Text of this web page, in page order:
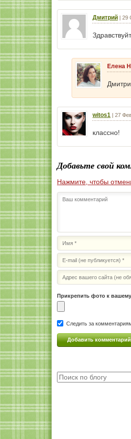
Дмитрий | 29
Елена
witos1 | 27
классно!
Добавьте свой
Нажмите, чтобы
Прикрепить фото к
Следить за